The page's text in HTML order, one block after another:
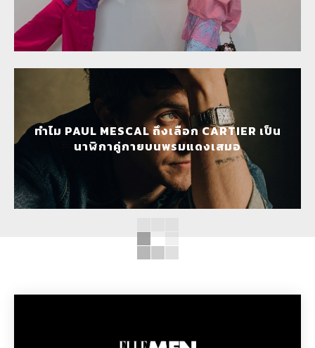
ทำไม PAUL MESCAL ถึงเลือก CARTIER เป็น
นาฬิกาคู่กายบนพรมแดงเสมอ